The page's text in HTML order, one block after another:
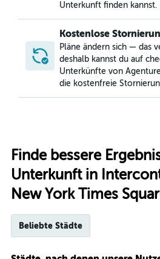
Unterkunft finden kannst.
Kostenlose
Pläne ändern sich — das
deshalb kannst du auf
Unterkünfte von
die kostenfreie
Finde bessere
Unterkunft in
New York Times
Beliebte Städte